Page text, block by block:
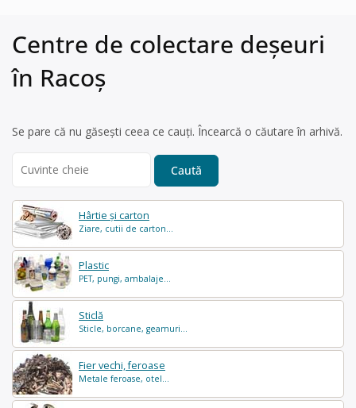
Hârtie și carton
Ziare, cutii de carton...
Plastic
PET, pungi, ambalaje...
Sticlă
Sticle, borcane, geamuri...
Fier vechi, feroase
Metale feroase, otel...
Centre de colectare deșeuri
în Racoş
Se pare că nu găsești ceea ce cauți. Încearcă o căutare în arhivă.
for: